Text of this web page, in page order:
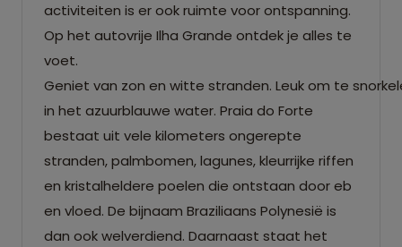
activiteiten is er ook ruimte voor ontspanning.
Op het autovrije Ilha Grande ontdek je alles te
voet.
Geniet van zon en witte stranden. Leuk om te
in het azuurblauwe water. Praia do Forte
bestaat uit vele kilometers ongerepte
stranden, palmbomen, lagunes, kleurrijke riffen
en kristalheldere poelen die ontstaan door eb
en vloed. De bijnaam Braziliaans Polynesië is
dan ook welverdiend. Daarnaast staat het